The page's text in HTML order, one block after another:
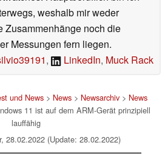
weshalb mir weder
Zusammenhänge noch die
Messungen fern liegen.
, LinkedIn, Muck Rack
und News> News> Newsarchiv> News
11 ist auf dem ARM-Gerät prinzipiell
lauffähig
28.02.2022 (Update: 28.02.2022)